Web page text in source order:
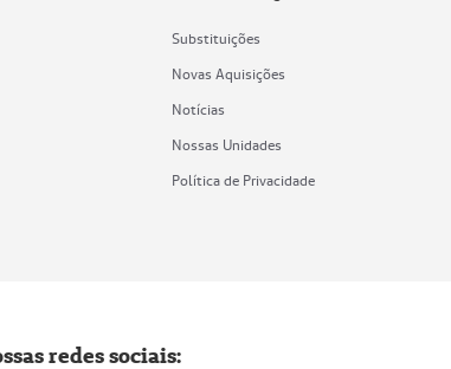
Substituições
Novas Aquisições
Notícias
Nossas Unidades
Política de Privacidade
redes sociais: